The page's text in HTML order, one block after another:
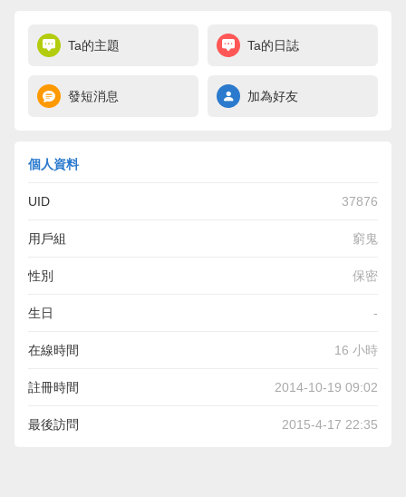
Ta的主題 Ta的日誌
發短消息 加為好友
個人資料
UID 37876
用戶組 窮鬼
性別 保密
生日 -
在線時間 16 小時
註冊時間 2014-10-19 09:02
最後訪問 2015-4-17 22:35